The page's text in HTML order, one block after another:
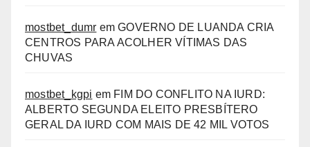
mostbet_dumr emGOVERNO DE LUANDA CRIA
CENTROS PARA ACOLHER VÍTIMAS DAS
CHUVAS
mostbet_kgpi em FIM DO CONFLITO NA IURD:
ALBERTO SEGUNDA ELEITO PRESBÍTERO
GERAL DA IURD COM MAIS DE 42 MIL VOTOS